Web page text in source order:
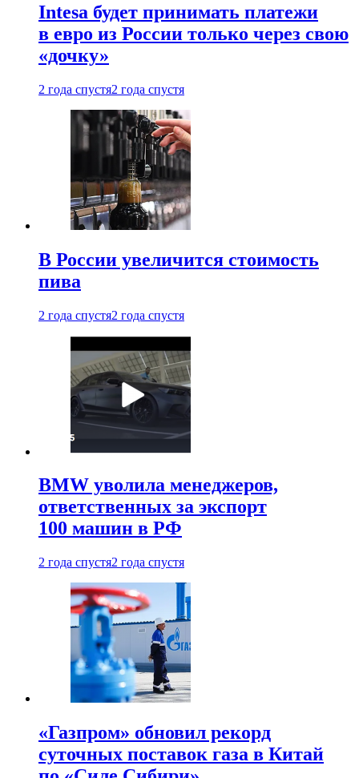
Intesa будет принимать платежи
в евро из России только через свою
«дочку»
2 года спустя2 года спустя
В России увеличится стоимость
пива
2 года спустя2 года спустя
BMW уволила менеджеров,
ответственных за экспорт
100 машин в РФ
2 года спустя2 года спустя
«Газпром» обновил рекорд
суточных поставок газа в Китай